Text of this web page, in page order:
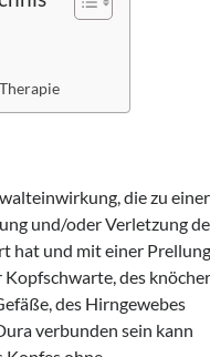
die zu einer
und/oder Verletzung
hat und mit einer
des
des Hirngewebes
verbunden sein kann